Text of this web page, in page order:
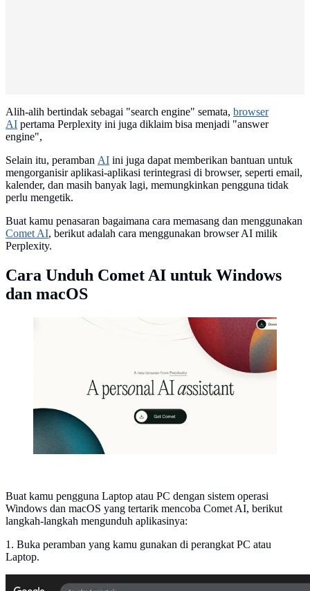
Alih-alih bertindak sebagai "search engine" semata, browser
AI pertama Perplexity ini juga diklaim bisa menjadi "answer
engine",
Selain itu, peramban AI ini juga dapat memberikan bantuan untuk
mengorganisir aplikasi-aplikasi terintegrasi di browser, seperti email,
kalender, dan masih banyak lagi, memungkinkan pengguna tidak
perlu mengetik.
Buat kamu penasaran bagaimana cara memasang dan menggunakan
Comet AI, berikut adalah cara menggunakan browser AI milik
Perplexity.
Cara Unduh Comet AI untuk Windows
dan macOS
Comet AI, peramban baru dari Perplexity. (Doc.
Buat kamu pengguna Laptop atau PC dengan sistem operasi
Windows dan macOS yang tertarik mencoba Comet AI, berikut
langkah-langkah mengunduh aplikasinya:
1. Buka peramban yang kamu gunakan di perangkat PC atau
Laptop.